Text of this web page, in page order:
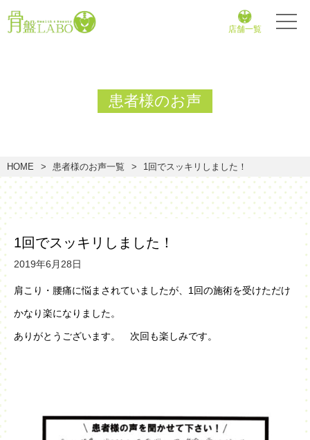
店舗一覧
患者様のお声
HOME 患者様のお声一覧 1回でスッキリしました！
1回でスッキリしました！
2019年6月28日
肩こり・腰痛に悩まされていましたが、1回の施術を受けただけ
かなり楽になりました。
ありがとうございます。 次回も楽しみです。